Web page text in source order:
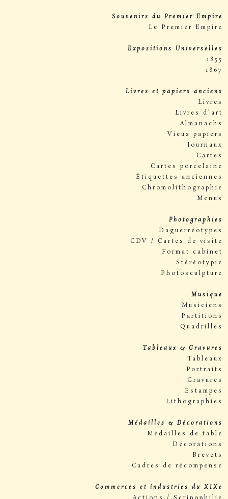
Souvenirs du Premier Empire
Le Premier Empire
Expositions Universelles
1855
1867
Livres et papiers anciens
Livres
Livres d’art
Almanachs
Vieux papiers
Journaux
Cartes
Cartes porcelaine
Étiquettes anciennes
Chromolithographie
Menus
Photographies
Daguerréotypes
CDV / Cartes de visite
Format cabinet
Stéréotypie
Photosculpture
Musique
Musiciens
Partitions
Quadrilles
Tableaux & Gravures
Tableaux
Portraits
Gravures
Estampes
Lithographies
Médailles & Décorations
Médailles de table
Décorations
Brevets
Cadres de récompense
Commerces et industries du XIXe